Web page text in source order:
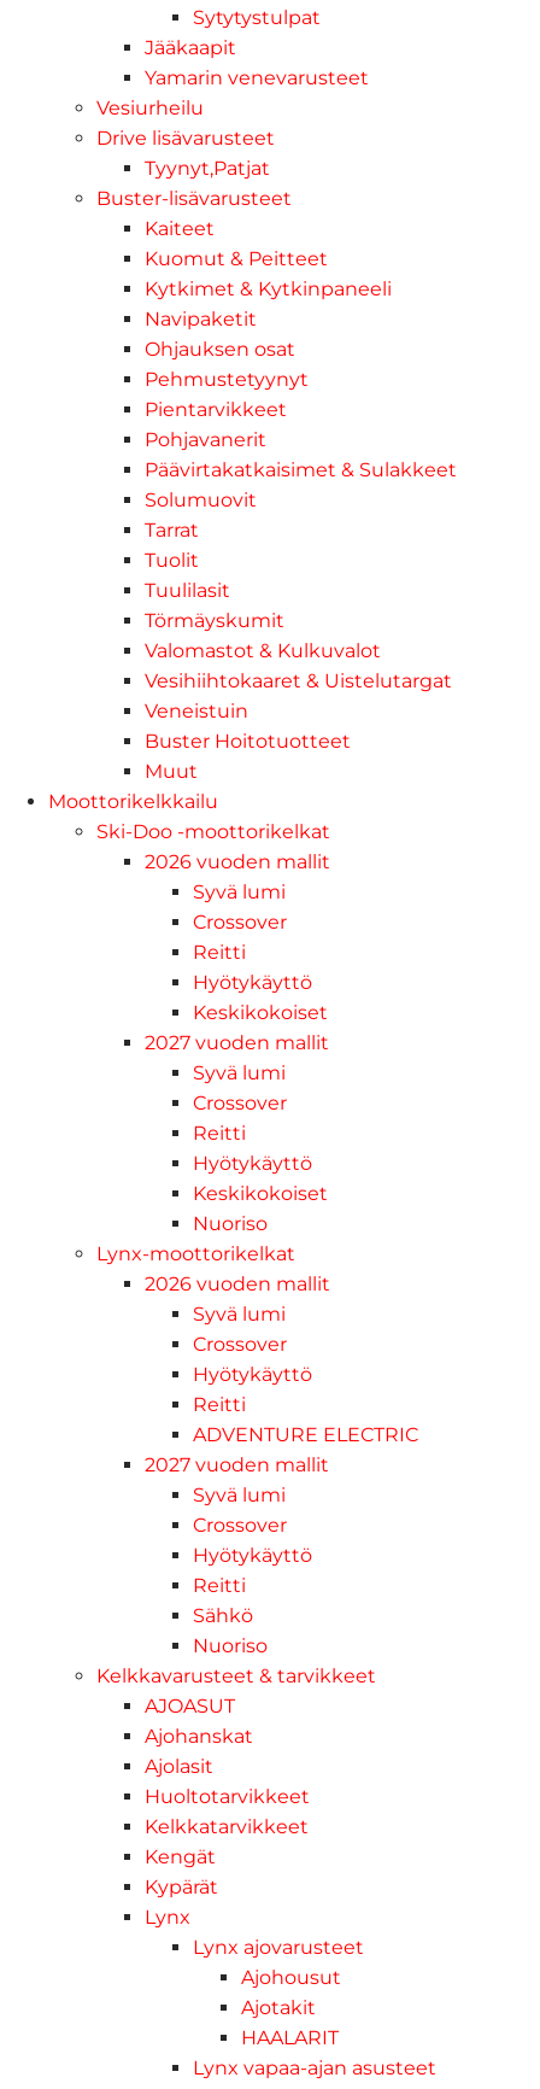
Sytytystulpat
Jääkaapit
Yamarin venevarusteet
Vesiurheilu
Drive lisävarusteet
Tyynyt,Patjat
Buster-lisävarusteet
Kaiteet
Kuomut & Peitteet
Kytkimet & Kytkinpaneeli
Navipaketit
Ohjauksen osat
Pehmustetyynyt
Pientarvikkeet
Pohjavanerit
Päävirtakatkaisimet & Sulakkeet
Solumuovit
Tarrat
Tuolit
Tuulilasit
Törmäyskumit
Valomastot & Kulkuvalot
Vesihiihtokaaret & Uistelutargat
Veneistuin
Buster Hoitotuotteet
Muut
Moottorikelkkailu
Ski-Doo -moottorikelkat
2026 vuoden mallit
Syvä lumi
Crossover
Reitti
Hyötykäyttö
Keskikokoiset
2027 vuoden mallit
Syvä lumi
Crossover
Reitti
Hyötykäyttö
Keskikokoiset
Nuoriso
Lynx-moottorikelkat
2026 vuoden mallit
Syvä lumi
Crossover
Hyötykäyttö
Reitti
ADVENTURE ELECTRIC
2027 vuoden mallit
Syvä lumi
Crossover
Hyötykäyttö
Reitti
Sähkö
Nuoriso
Kelkkavarusteet & tarvikkeet
AJOASUT
Ajohanskat
Ajolasit
Huoltotarvikkeet
Kelkkatarvikkeet
Kengät
Kypärät
Lynx
Lynx ajovarusteet
Ajohousut
Ajotakit
HAALARIT
Lynx vapaa-ajan asusteet